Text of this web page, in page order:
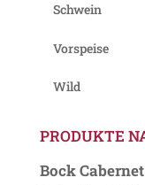
Schwein
Vorspeise
Wild
PRODUKTE
Bock